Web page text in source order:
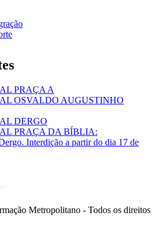
PRAÇA A
OSVALDO AUGUSTINHO
DERGO
PRAÇA DA BÍBLIA:
Interdição a partir do dia 17 de
Metropolitano - Todos os direitos